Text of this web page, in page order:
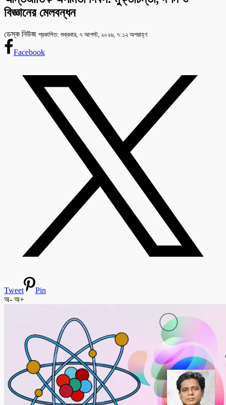
বিজ্ঞানের মেলবন্ধন
ডেস্ক নিউজ প্রকাশিত: শুক্রবার, ৭ আগস্ট, ২০২৬, ৭:১২ অপরাহ্ণ
Facebook
Tweet
Pin
অ- অ+